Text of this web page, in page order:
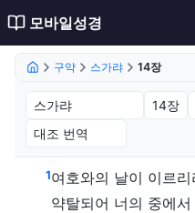
모바일성경
구약 스가랴 14장
스가랴 14장 (
1여호와의 날이 이르
약탈되어 너의 중에